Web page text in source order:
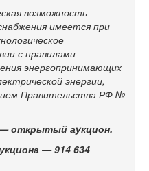
возможность
имеется при
с правилами
энергопринимающих
энергии,
Правительства РФ №
открытый аукцион.
—914 634